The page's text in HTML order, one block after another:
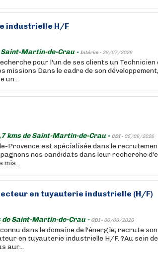
industrielle H/F
Saint-Martin-de-Crau -Intérim - 28/07/2026
pour l'un de ses clients un Technicien
missions Dans le cadre de son
un...
kms de Saint-Martin-de-Crau - CDI - 05/08/2026
Provence est spécialisée dans le
nos candidats dans leur recherche
mis...
en tuyauterie industrielle (H/F)
de Saint-Martin-de-Crau - CDI - 06/08/2026
dans le domaine de l'énergie, recrute son
en tuyauterie industrielle H/F. ?Au sein
aur...